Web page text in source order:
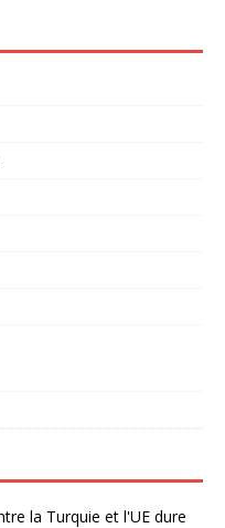
la Turquie et l'UE dure